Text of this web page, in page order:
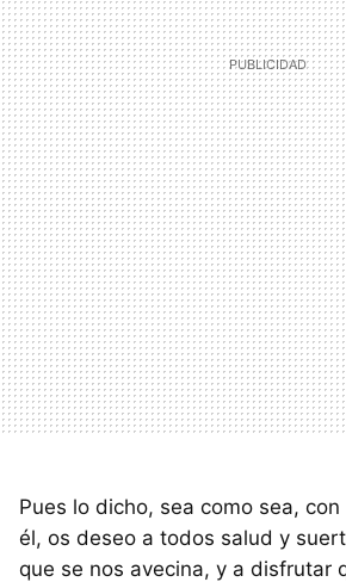
Pues lo dicho, sea como sea,
él, os deseo a todos salud y
que se nos avecina, y a disfrutar